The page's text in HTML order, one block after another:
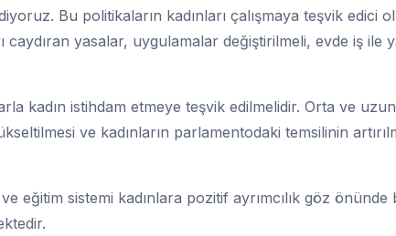
Bu politikaların kadınları çalışmaya teşvik edici
yasalar, uygulamalar değiştirilmeli, evde iş ile
kadın istihdam etmeye teşvik edilmelidir. Orta ve
ve kadınların parlamentodaki temsilinin
eğitim sistemi kadınlara pozitif ayrımcılık göz